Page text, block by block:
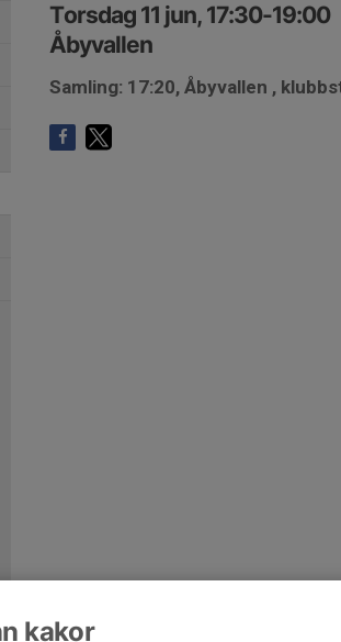
Torsdag 11 jun, 17:30-19:00
Åbyvallen
Samling: 17:20, Åbyvallen ,
kakor